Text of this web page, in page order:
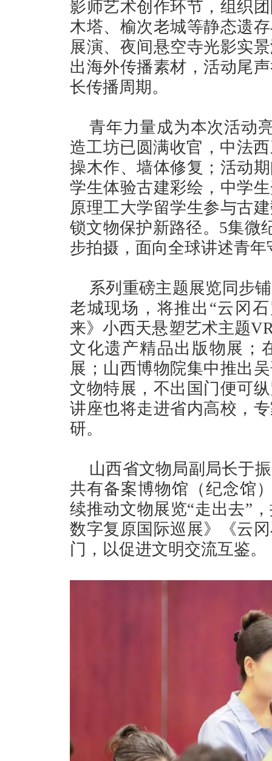
影师艺术创作环节，组织
木塔、榆次老城等静态遗
展演、夜间悬空寺光影实
出海外传播素材，活动尾
长传播周期。
青年力量成为本次活动
造工坊已圆满收官，中法
操木作、墙体修复；活动
学生体验古建彩绘，中学
原理工大学留学生参与古
锁文物保护新路径。5集微
步拍摄，面向全球讲述青
系列重磅主题展览同步
老城现场，将推出“云冈
来》小西天悬塑艺术主题
文化遗产精品出版物展；
展；山西博物院集中推出
文物特展，不出国门便可
讲座也将走进省内高校，
研。
山西省文物局副局长于
共有备案博物馆（纪念馆
续推动文物展览“走出去”
数字复原国际巡展》《云
门，以促进文明交流互鉴。